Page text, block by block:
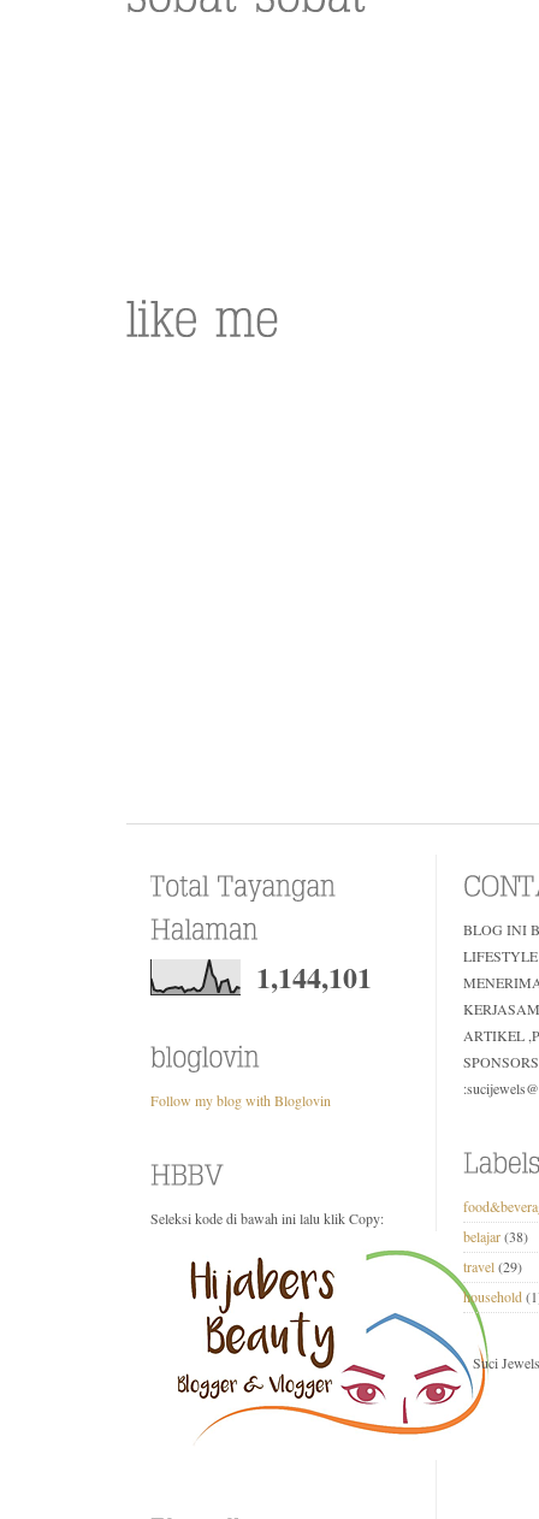
1,144,101
Follow my blog with Bloglovin
Seleksi kode di bawah ini lalu klik Copy:
BLOG INI
ARTIKEL
belajar(38)
travel(29)
household
Suci